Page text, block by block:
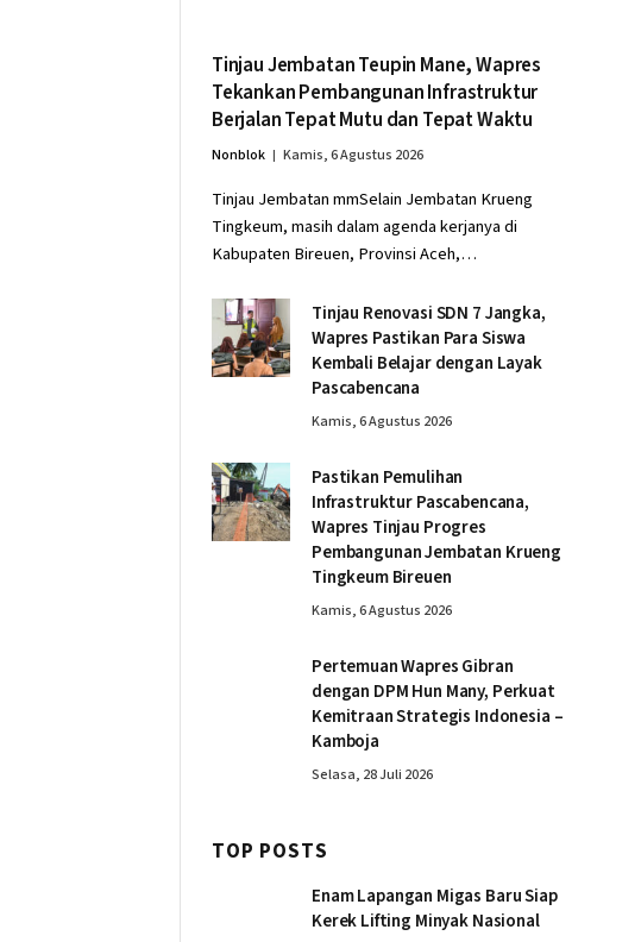
Tinjau Jembatan Teupin Mane, Wapres
Tekankan Pembangunan Infrastruktur
Berjalan Tepat Mutu dan Tepat Waktu
Nonblok Kamis, 6 Agustus 2026
Tinjau Jembatan mmSelain Jembatan Krueng
Tingkeum, masih dalam agenda kerjanya di
Kabupaten Bireuen, Provinsi Aceh,…
Tinjau Renovasi SDN 7 Jangka,
Wapres Pastikan Para Siswa
Kembali Belajar dengan Layak
Pascabencana
Kamis, 6 Agustus 2026
Pastikan Pemulihan
Infrastruktur Pascabencana,
Wapres Tinjau Progres
Pembangunan Jembatan Krueng
Tingkeum Bireuen
Kamis, 6 Agustus 2026
Pertemuan Wapres Gibran
dengan DPM Hun Many, Perkuat
Kemitraan Strategis Indonesia –
Kamboja
Selasa, 28 Juli 2026
TOP POSTS
Enam Lapangan Migas Baru Siap
Kerek Lifting Minyak Nasional